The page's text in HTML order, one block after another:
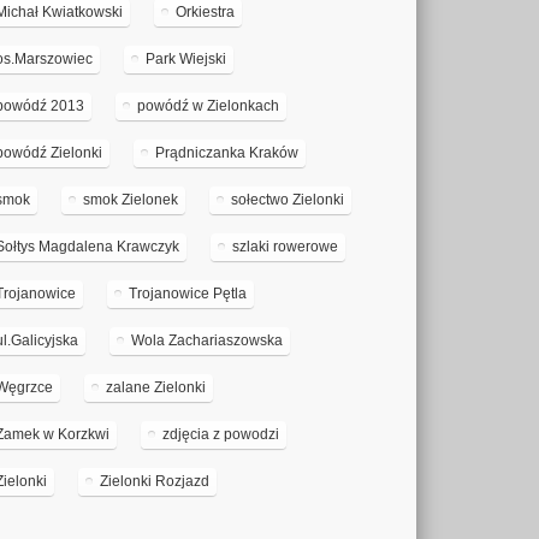
Kwiatkowski Orkiestra
Park Wiejski
2013 powódź w Zielonkach
Zielonki Prądniczanka Kraków
smok Zielonek sołectwo Zielonki
Magdalena Krawczyk szlaki rowerowe
Trojanowice Pętla
Wola Zachariaszowska
zalane Zielonki
w Korzkwi zdjęcia z powodzi
Zielonki Rozjazd